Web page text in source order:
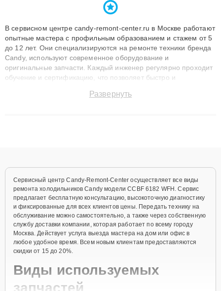
В сервисном центре candy-remont-center.ru в Москве работают
опытные мастера с профильным образованием и стажем от 5
до 12 лет. Они специализируются на ремонте техники бренда
Candy, используют современное оборудование и
оригинальные запчасти. Каждый инженер регулярно проходит
обучение и сертификацию, что позволяет быстро и
сохранением гарантии до 3 лет. Наши мастера решают
Развернуть
Сервисный центр Candy-Remont-Center осуществляет все виды
ремонта холодильников Candy модели CCBF 6182 WFH. Сервис
предлагает бесплатную консультацию, высокоточную диагностику
и фиксированные для всех клиентов цены. Передать технику на
обслуживание можно самостоятельно, а также через собственную
службу доставки компании, которая работает по всему городу
Москва. Действует услуга выезда мастера на дом или офис в
любое удобное время. Всем новым клиентам предоставляются
скидки от 15 до 20%.
Виды используемых
запчастей